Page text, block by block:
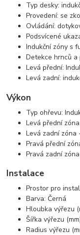
Typ desky:
Provedení: se
Ovládání:
Podsvícené
Indukční zóny s
Detekce hrnců a
Levá přední:
Levá zadní:
Výkon
Typ ohřevu:
Levá přední
Levá zadní zóna
Pravá přední
Pravá zadní
Instalace
Prostor pro
Barva: Černá
Hloubka výřezu
Šířka výřezu
Radius výřezu